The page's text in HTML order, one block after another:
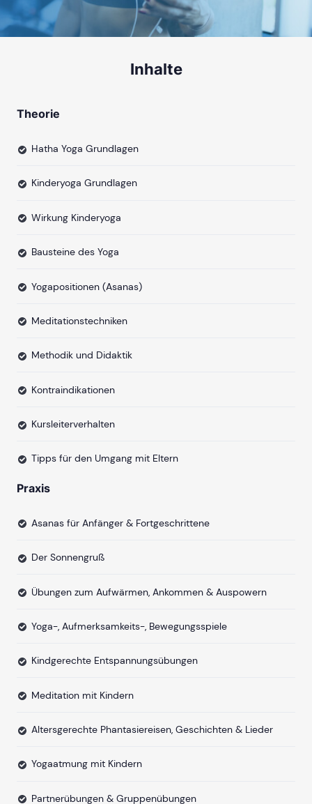
Inhalte
Theorie
Hatha Yoga Grundlagen
Kinderyoga Grundlagen
Wirkung Kinderyoga
Bausteine des Yoga
Yogapositionen (Asanas)
Meditationstechniken
Methodik und Didaktik
Kontraindikationen
Kursleiterverhalten
Tipps für den Umgang mit Eltern
Praxis
Asanas für Anfänger & Fortgeschrittene
Der Sonnengruß
Übungen zum Aufwärmen, Ankommen & Auspowern
Yoga-, Aufmerksamkeits-, Bewegungsspiele
Kindgerechte Entspannungsübungen
Meditation mit Kindern
Altersgerechte Phantasiereisen, Geschichten & Lieder
Yogaatmung mit Kindern
Partnerübungen & Gruppenübungen